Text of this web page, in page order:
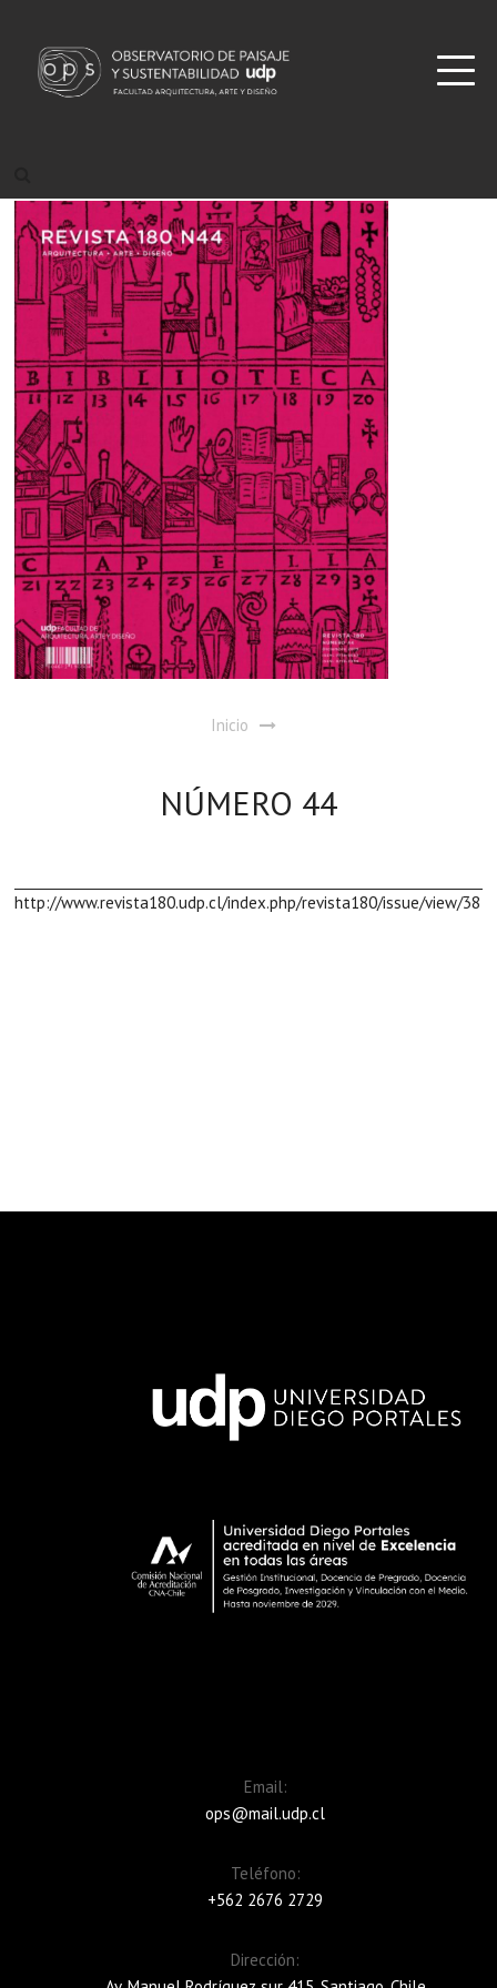
Inicio
NÚMERO 44
http://www.revista180.udp.cl/index.php/revista180/issue/view/38
Email:
ops@mail.udp.cl
Teléfono:
+562 2676 2729
Dirección: